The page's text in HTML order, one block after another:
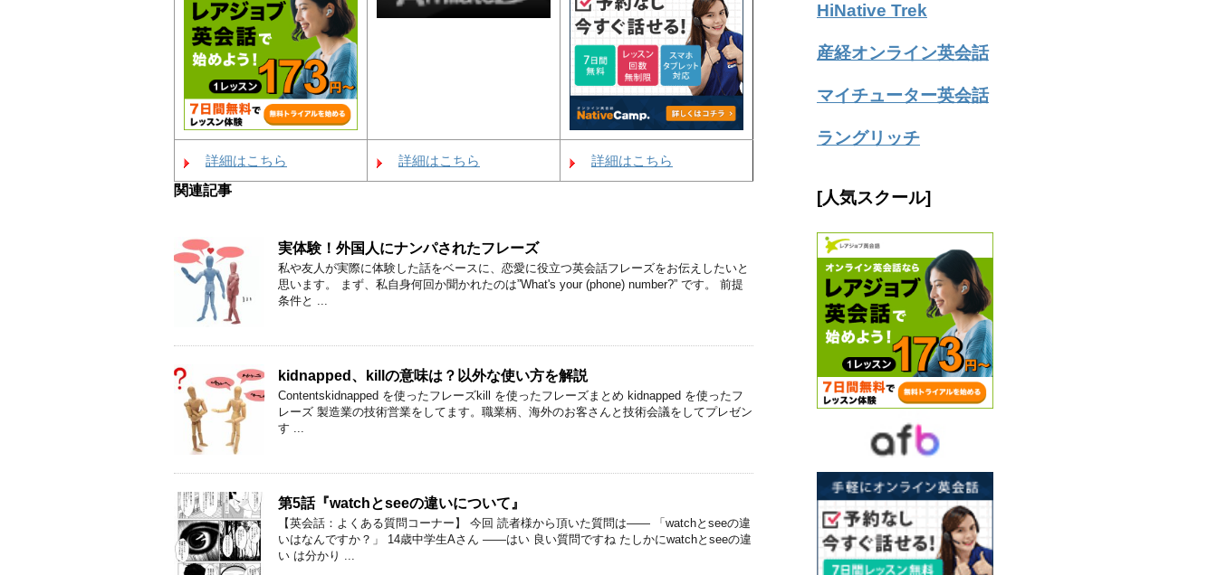
詳細はこちら 詳細はこちら
詳細はこちら
関連記事
実体験！外国人にナンパされたフレーズ
私や友人が実際に体験した話をベースに、恋愛に役立つ英会話フレーズをお伝えしたいと
思います。 まず、私自身何回か聞かれたのは”What's your (phone) number?” です。 前提
条件と ...
kidnapped、killの意味は？以外な使い方を解説
Contentskidnapped を使ったフレーズkill を使ったフレーズまとめ kidnapped を使ったフ
レーズ 製造業の技術営業をしてます。職業柄、海外のお客さんと技術会議をしてプレゼン
す ...
第5話『watchとseeの違いについて』
【英会話：よくある質問コーナー】 今回 読者様から頂いた質問は―― 「watchとseeの違
いはなんですか？」 14歳中学生Aさん ――はい 良い質問ですね たしかにwatchとseeの違
い は分かり ...
HiNative Trek
産経オンライン英会話
マイチューター英会話
ラングリッチ
[人気スクール]